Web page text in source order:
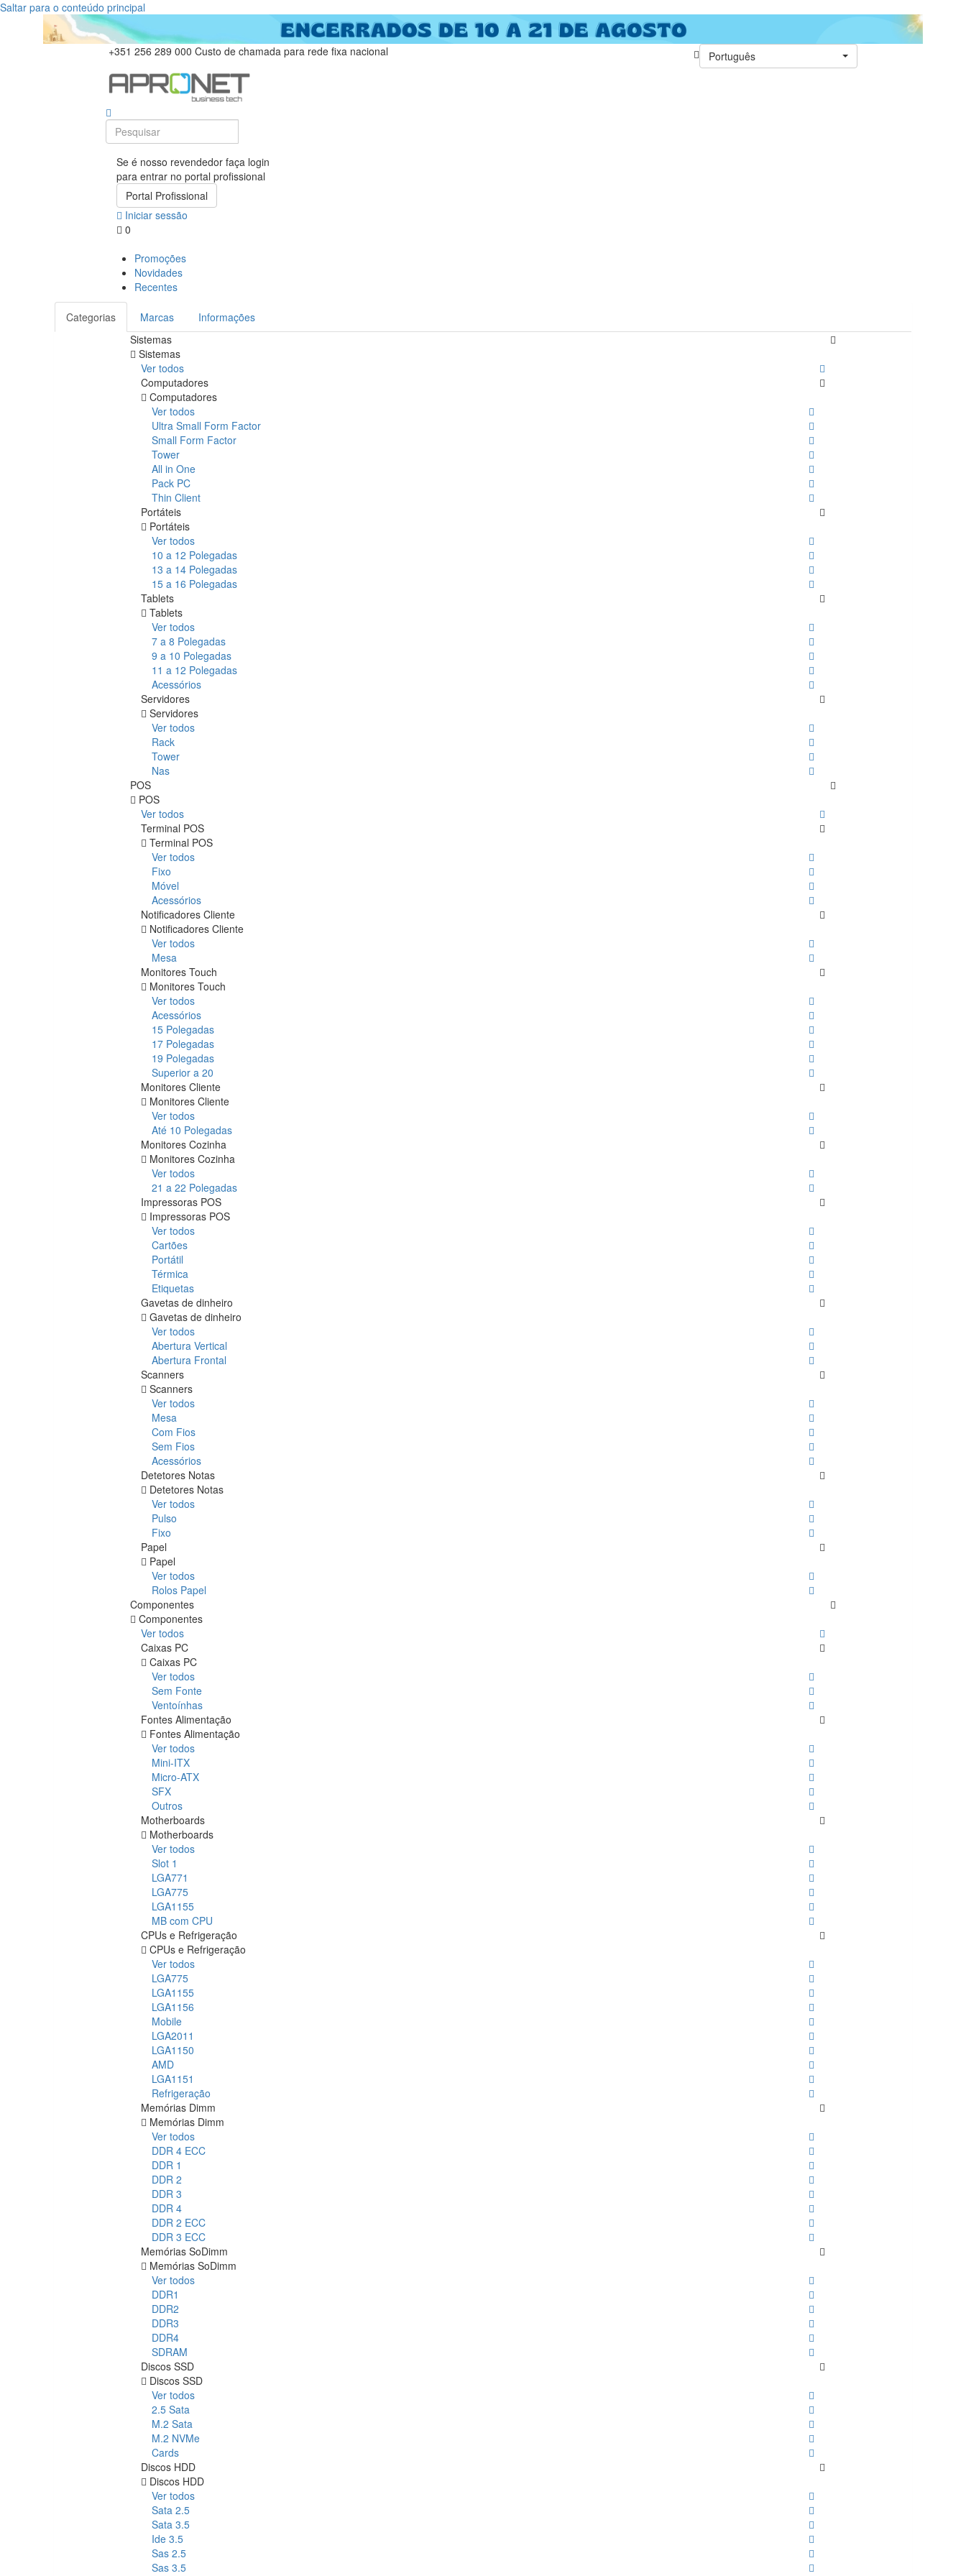
Saltar para o conteúdo principal
+351 256 289 000 Custo de chamada para rede fixa nacional Português
Se é nosso revendedor faça login
para entrar no portal profissional
Portal Profissional
Iniciar sessão
0
Promoções
Novidades
Recentes
Categorias Marcas
Informações
Sistemas
Sistemas
Ver todos
Computadores
Computadores
Ver todos
Ultra Small Form Factor
Small Form Factor
Tower
All in One
Pack PC
Thin Client
Portáteis
Portáteis
Ver todos
10 a 12 Polegadas
13 a 14 Polegadas
15 a 16 Polegadas
Tablets
Tablets
Ver todos
7 a 8 Polegadas
9 a 10 Polegadas
11 a 12 Polegadas
Acessórios
Servidores
Servidores
Ver todos
Rack
Tower
Nas
POS
POS
Ver todos
Terminal POS
Terminal POS
Ver todos
Fixo
Móvel
Acessórios
Notificadores Cliente
Notificadores Cliente
Ver todos
Mesa
Monitores Touch
Monitores Touch
Ver todos
Acessórios
15 Polegadas
17 Polegadas
19 Polegadas
Superior a 20
Monitores Cliente
Monitores Cliente
Ver todos
Até 10 Polegadas
Monitores Cozinha
Monitores Cozinha
Ver todos
21 a 22 Polegadas
Impressoras POS
Impressoras POS
Ver todos
Cartões
Portátil
Térmica
Etiquetas
Gavetas de dinheiro
Gavetas de dinheiro
Ver todos
Abertura Vertical
Abertura Frontal
Scanners
Scanners
Ver todos
Mesa
Com Fios
Sem Fios
Acessórios
Detetores Notas
Detetores Notas
Ver todos
Pulso
Fixo
Papel
Papel
Ver todos
Rolos Papel
Componentes
Componentes
Ver todos
Caixas PC
Caixas PC
Ver todos
Sem Fonte
Ventoínhas
Fontes Alimentação
Fontes Alimentação
Ver todos
Mini-ITX
Micro-ATX
SFX
Outros
Motherboards
Motherboards
Ver todos
Slot 1
LGA771
LGA775
LGA1155
MB com CPU
CPUs e Refrigeração
CPUs e Refrigeração
Ver todos
LGA775
LGA1155
LGA1156
Mobile
LGA2011
LGA1150
AMD
LGA1151
Refrigeração
Memórias Dimm
Memórias Dimm
Ver todos
DDR 4 ECC
DDR 1
DDR 2
DDR 3
DDR 4
DDR 2 ECC
DDR 3 ECC
Memórias SoDimm
Memórias SoDimm
Ver todos
DDR1
DDR2
DDR3
DDR4
SDRAM
Discos SSD
Discos SSD
Ver todos
2.5 Sata
M.2 Sata
M.2 NVMe
Cards
Discos HDD
Discos HDD
Ver todos
Sata 2.5
Sata 3.5
Ide 3.5
Sas 2.5
Sas 3.5